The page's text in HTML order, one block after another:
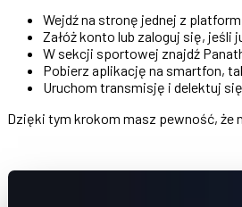
Wejdź na stronę jednej z
Załóż konto lub zaloguj się, jeśli
W sekcji sportowej znajdź
Pobierz aplikację na smartfon,
Uruchom transmisję i delektuj
Dzięki tym krokom masz pewność, że